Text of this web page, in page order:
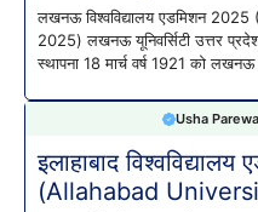
लखनऊ विश्वविद्यालय एडमिशन
2025) लखनऊ यूनिवर्सिटी उत्तर
स्थापना 18 मार्च वर्ष 1921 को
Usha Parewa
इलाहाबाद
(Allahabad